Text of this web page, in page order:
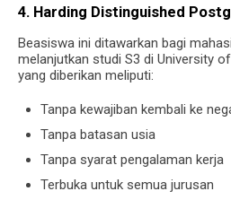
4. Harding Distinguished
Beasiswa ini ditawarkan bagi
melanjutkan studi S3 di University
yang diberikan meliputi:
Tanpa kewajiban kembali ke
Tanpa batasan usia
Tanpa syarat pengalaman kerja
Terbuka untuk semua jurusan